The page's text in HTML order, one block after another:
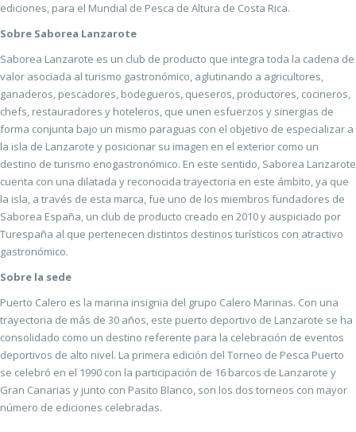
ediciones, para el Mundial de Pesca de Altura de Costa Rica.
Sobre Saborea Lanzarote
Saborea Lanzarote es un club de producto que integra toda la cadena de
valor asociada al turismo gastronómico, aglutinando a agricultores,
ganaderos, pescadores, bodegueros, queseros, productores, cocineros,
chefs, restauradores y hoteleros, que unen esfuerzos y sinergias de
forma conjunta bajo un mismo paraguas con el objetivo de especializar a
la isla de Lanzarote y posicionar su imagen en el exterior como un
destino de turismo enogastronómico. En este sentido, Saborea Lanzarote
cuenta con una dilatada y reconocida trayectoria en este ámbito, ya que
la isla, a través de esta marca, fue uno de los miembros fundadores de
Saborea España, un club de producto creado en 2010 y auspiciado por
Turespaña al que pertenecen distintos destinos turísticos con atractivo
gastronómico.
Sobre la sede
Puerto Calero es la marina insignia del grupo Calero Marinas. Con una
trayectoria de más de 30 años, este puerto deportivo de Lanzarote se ha
consolidado como un destino referente para la celebración de eventos
deportivos de alto nivel. La primera edición del Torneo de Pesca Puerto
se celebró en el 1990 con la participación de 16 barcos de Lanzarote y
Gran Canarias y junto con Pasito Blanco, son los dos torneos con mayor
número de ediciones celebradas.